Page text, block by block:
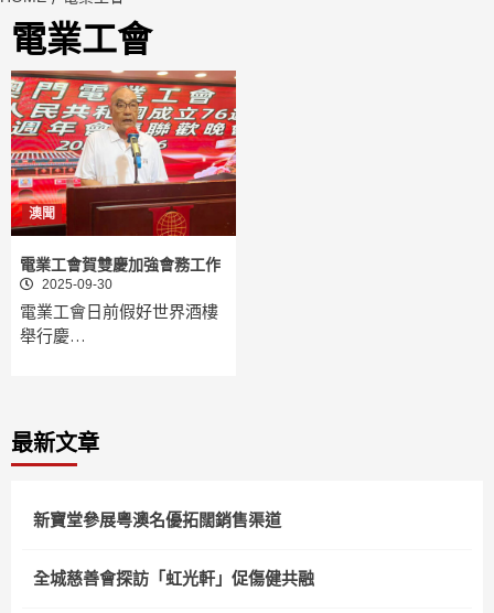
電業工會
澳聞
電業工會賀雙慶加強會務工作
2025-09-30
電業工會日前假好世界酒樓
舉行慶…
最新文章
新寶堂參展粵澳名優拓闊銷售渠道
全城慈善會探訪「虹光軒」促傷健共融